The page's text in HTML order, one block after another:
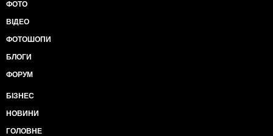
ФОТО
ВІДЕО
ФОТОШОПИ
БЛОГИ
ФОРУМ
БІЗНЕС
НОВИНИ
ГОЛОВНЕ